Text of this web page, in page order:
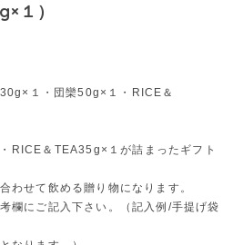
１）
１・団欒50g×１・RICE＆
RICE＆TEA35g×１が詰まったギフト
わせて飲める贈り物になります。
欄にご記入下さい。（記入例/手提げ袋